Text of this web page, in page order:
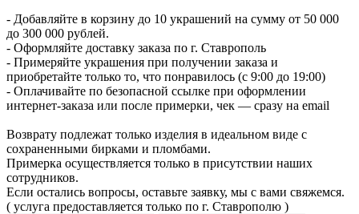
- Добавляйте в корзину до 10 украшений на сумму от 50 000
до 300 000 рублей.
- Оформляйте доставку заказа по г. Ставрополь
- Примеряйте украшения при получении заказа и
приобретайте только то, что понравилось (с 9:00 до 19:00)
- Оплачивайте по безопасной ссылке при оформлении
интернет-заказа или после примерки, чек — сразу на email
Возврату подлежат только изделия в идеальном виде с
сохраненными бирками и пломбами.
Примерка осуществляется только в присутствии наших
сотрудников.
Если остались вопросы, оставьте заявку, мы с вами свяжемся.
( услуга предоставляется только по г. Ставрополю )